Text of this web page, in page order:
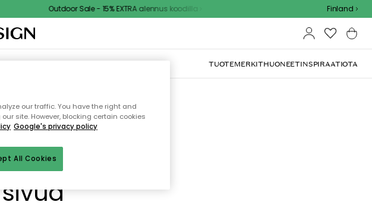
Outdoor Sale - 15% EXTRA alennus koodilla Finland
ULKOKALUSTEET TUOTEMERKITHUONEETINSPIRAATIOTA
löydä
our traffic. You have the right and
site. However, blocking certain cookies
Google's privacy policy
All Cookies